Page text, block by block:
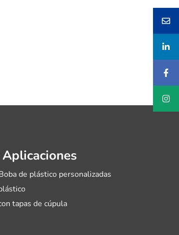
Aplicaciones
de plástico personalizadas
tapas de cúpula